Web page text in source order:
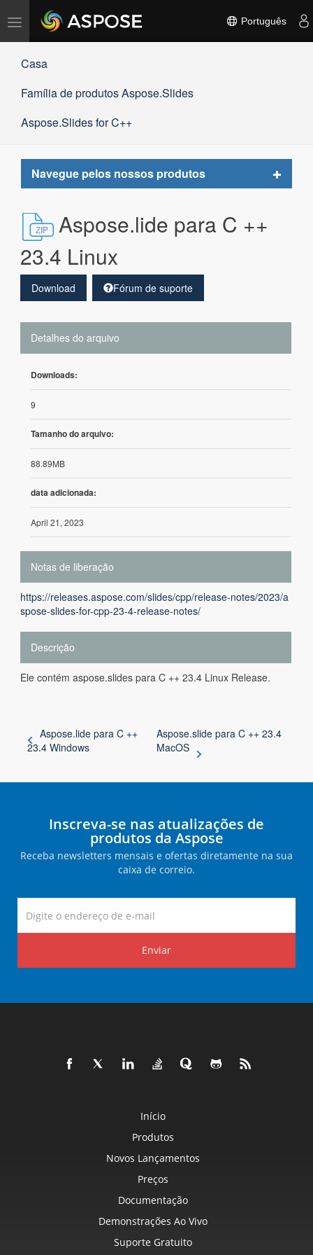
Alternar
navegação
Português
Casa
Família de produtos Aspose.Slides
Aspose.Slides for C++
Navegue pelos nossos produtos
Toggle
Aspose.lide para C ++
23.4 Linux
Download Fórum de suporte
Detalhes do arquivo
Downloads:
9
Tamanho do arquivo:
88.89MB
data adicionada:
April 21, 2023
Notas de liberação
https://releases.aspose.com/slides/cpp/release-notes/2023/a
spose-slides-for-cpp-23-4-release-notes/
Descrição
Ele contém aspose.slides para C ++ 23.4 Linux Release.
Aspose.lide para C ++
23.4 Windows
Aspose.slide para C ++ 23.4
MacOS
Inscreva-se nas atualizações de
produtos da Aspose
Receba newsletters mensais e ofertas diretamente na sua
caixa de correio.
Enviar
Início
Produtos
Novos Lançamentos
Preços
Documentação
Demonstrações Ao Vivo
Suporte Gratuito